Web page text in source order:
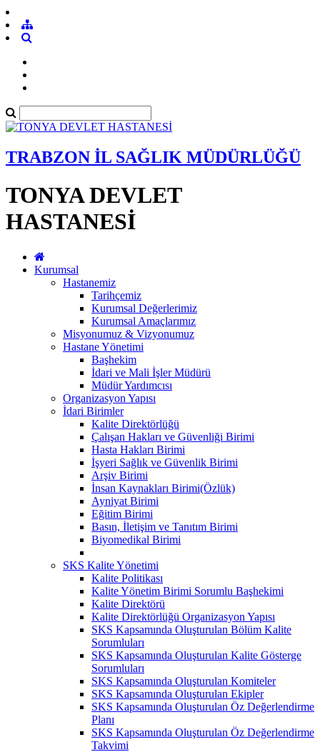
TRABZON İL SAĞLIK MÜDÜRLÜĞÜ
TONYA DEVLET
HASTANESİ
Kurumsal
Hastanemiz
Tarihçemiz
Kurumsal Değerlerimiz
Kurumsal Amaçlarımız
Misyonumuz & Vizyonumuz
Hastane Yönetimi
Başhekim
İdari ve Mali İşler Müdürü
Müdür Yardımcısı
Organizasyon Yapısı
İdari Birimler
Kalite Direktörlüğü
Çalışan Hakları ve Güvenliği Birimi
Hasta Hakları Birimi
İşyeri Sağlık ve Güvenlik Birimi
Arşiv Birimi
İnsan Kaynakları Birimi(Özlük)
Ayniyat Birimi
Eğitim Birimi
Basın, İletişim ve Tanıtım Birimi
Biyomedikal Birimi
SKS Kalite Yönetimi
Kalite Politikası
Kalite Yönetim Birimi Sorumlu Başhekimi
Kalite Direktörü
Kalite Direktörlüğü Organizasyon Yapısı
SKS Kapsamında Oluşturulan Bölüm Kalite
Sorumluları
SKS Kapsamında Oluşturulan Kalite Gösterge
Sorumluları
SKS Kapsamında Oluşturulan Komiteler
SKS Kapsamında Oluşturulan Ekipler
SKS Kapsamında Oluşturulan Öz Değerlendirme
Planı
SKS Kapsamında Oluşturulan Öz Değerlendirme
Takvimi